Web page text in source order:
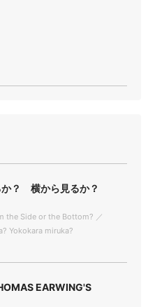
か？ 横から見るか？
the Side or the Bottom? ／
Yokokara miruka?
EARWING'S